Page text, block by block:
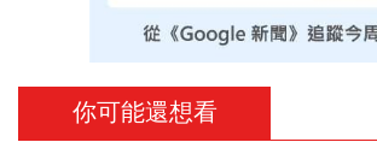
你可能還想看